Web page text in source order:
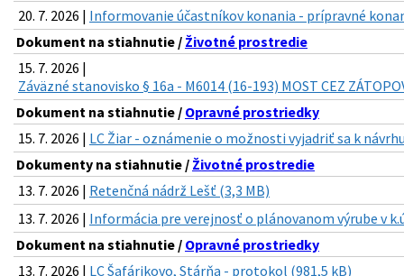
20. 7. 2026 | Informovanie účastníkov konania - prípravné
Dokument na stiahnutie / Životné prostredie
15. 7. 2026 |
Záväzné stanovisko § 16a - M6014 (16-193) MOST CEZ
Dokument na stiahnutie / Opravné prostriedky
15. 7. 2026 | LC Žiar - oznámenie o možnosti vyjadriť sa k
Dokumenty na stiahnutie / Životné prostredie
13. 7. 2026 | Retenčná nádrž Lešť (3,3 MB)
13. 7. 2026 | Informácia pre verejnosť o plánovanom výrube v
Dokument na stiahnutie / Opravné prostriedky
13. 7. 2026 | LC Šafárikovo, Stárňa - protokol (981,5 kB)